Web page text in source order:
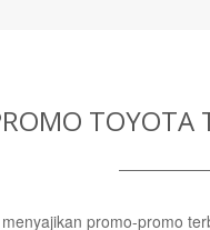
TOYOTA
promo-promo